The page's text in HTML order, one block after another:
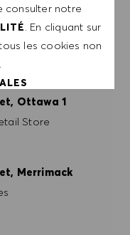
consulter notre
. En cliquant sur
les cookies non
DE COOKIES
Ottawa 1
Store
Merrimack